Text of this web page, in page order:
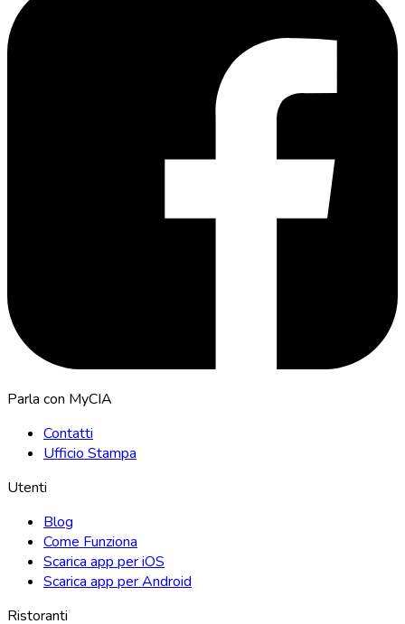
Parla con MyCIA
Contatti
Ufficio Stampa
Utenti
Blog
Come Funziona
Scarica app per iOS
Scarica app per Android
Ristoranti